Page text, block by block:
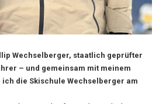
Wechselberger, staatlich geprüfter
– und gemeinsam mit meinem
die Skischule Wechselberger am